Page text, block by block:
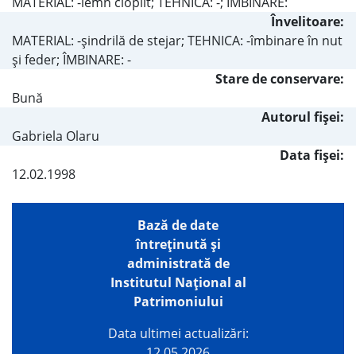
Învelitoare:
MATERIAL: -şindrilă de stejar; TEHNICA: -îmbinare în nut
şi feder; ÎMBINARE: -
Stare de conservare:
Bună
Autorul fişei:
Gabriela Olaru
Data fișei:
12.02.1998
Bază de date
întreţinută şi
administrată de
Institutul Național al
Patrimoniului
Data ultimei actualizări: